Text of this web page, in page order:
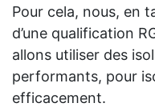
Pour cela, nous, en
d’une qualification
allons utiliser des
performants, pour
efficacement.